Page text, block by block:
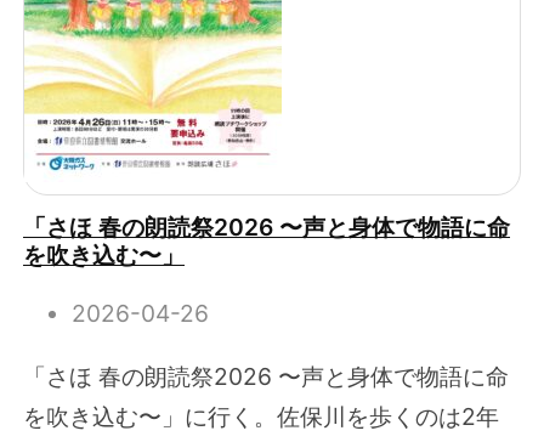
「さほ 春の朗読祭2026 〜声と身体で物語に命
を吹き込む〜」
2026-04-26
「さほ 春の朗読祭2026 〜声と身体で物語に命
を吹き込む〜」に行く。佐保川を歩くのは2年